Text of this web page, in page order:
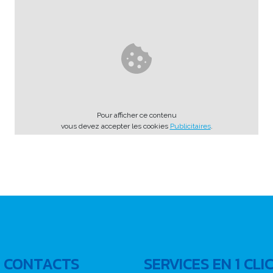
Pour afficher ce contenu
vous devez accepter les cookies Publicitaires.
SERVICES EN 1 CLIC